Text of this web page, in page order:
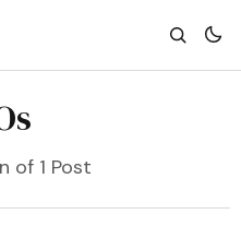
of 1 Post